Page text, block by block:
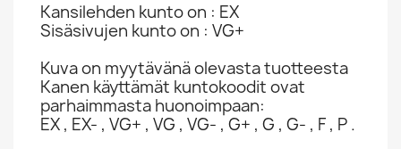
Kansilehden kunto on : EX
Sisäsivujen kunto on : VG+
Kuva on myytävänä olevasta tuotteesta
Kanen käyttämät kuntokoodit ovat
parhaimmasta huonoimpaan:
EX , EX- , VG+ , VG , VG- , G+ , G , G- , F , P .